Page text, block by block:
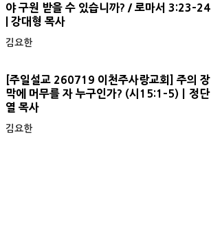
야 구원 받을 수 있습니까? / 로마서 3:23-24
| 강대형 목사
김요한
[주일설교 260719 이천주사랑교회] 주의 장
막에 머무를 자 누구인가? (시15:1-5)ㅣ정단
열 목사
김요한